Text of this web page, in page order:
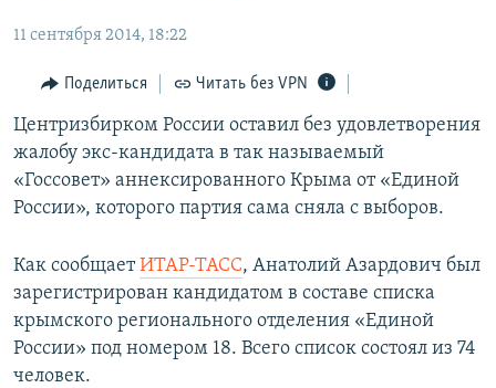
главной
навигации
Вернутся
поиску
11 ЛЕТ ОККУПАЦИИ КРЫМА. 11 ИСТОРИЙ СОПРОТИВЛЕНИЯ
ЕЩЕ
ИНТЕРАКТИВ
ИНФОГРАФИКА
ТЕЛЕПРОЕКТ КРЫМ.РЕАЛИИ
СОВЕТЫ ПРАВОЗАЩИТНИКОВ
ПОБЕДИТЕЛЕЙ НЕ СУДЯТ?
КРЫМ.НЕПОКОРЕННЫЙ
РАДІО СВОБОДА
КАК ОБОЙТИ БЛОКИРОВКУ
Українською
ПРИСОЕДИНЯЙТЕСЬ!
11 сентября 2014, 18:22
Поделиться Читать без VPN
Центризбирком России оставил без удовлетворения
жалобу экс-кандидата в так называемый
«Госсовет» аннексированного Крыма от «Единой
России», которого партия сама сняла с выборов.
Как сообщаетИТАР-ТАСС, Анатолий Азардович был
зарегистрирован кандидатом в составе списка
крымского регионального отделения «Единой
России» под номером 18. Всего список состоял из 74
человек.